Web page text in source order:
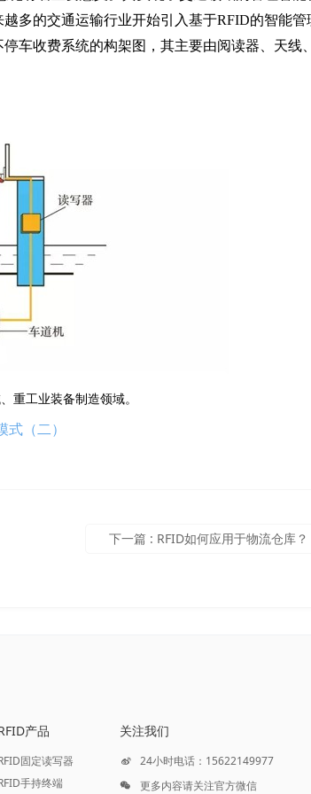
多的交通运输行业开始引入基于RFID的智能管
车收费系统的构架图，其主要由阅读器、天线
重工业装备制造领域。
（二）
下一篇 : RFID如何应用于物流仓库？
产品
固定读写器
手持终端
关注我们
24小时电话：15622149977
更多内容请关注官方微信